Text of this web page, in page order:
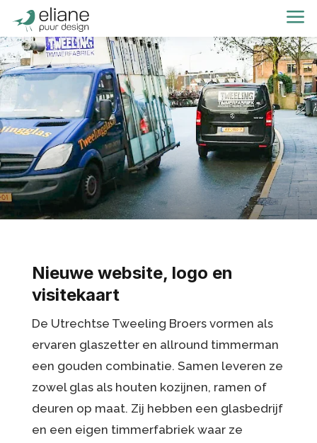
a
Nieuwe website, logo en
visitekaart
De Utrechtse Tweeling Broers vormen als
ervaren glaszetter en allround timmerman
een gouden combinatie. Samen leveren ze
zowel glas als houten kozijnen, ramen of
deuren op maat. Zij hebben een glasbedrijf
en een eigen timmerfabriek waar ze